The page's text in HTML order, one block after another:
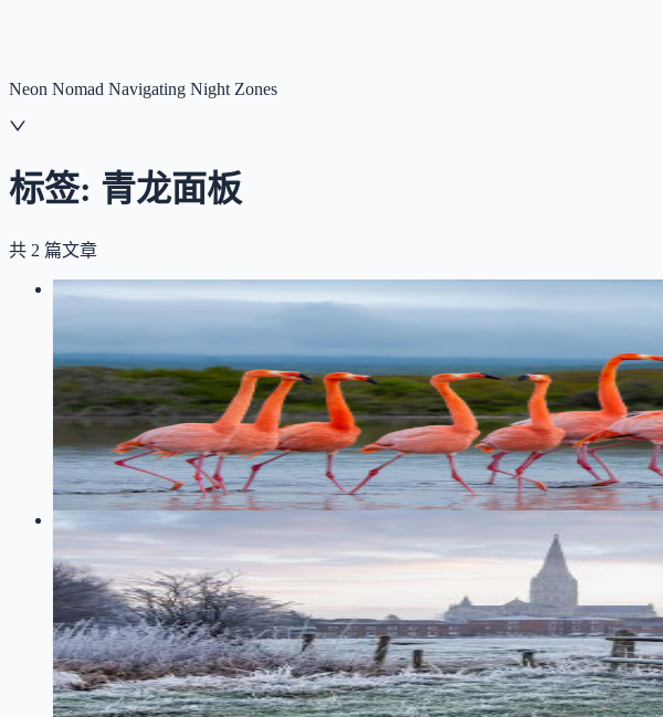
Neon Nomad Navigating Night Zones
标签: 青龙面板
共 2 篇文章
LOG01
Git Submodule 不好用：用 GitHub Actions 同步管
gitgithubCI/CDAgent Skillsnpx skillsskills青龙面板
记录如何用 GitHub Actions 自动同步独立的 Skills 仓库到汇总仓库，解决 Git
21
0
LOG
2025-12-26
构建专业的 M-Team 刷流量自动化工具：
TypeScriptBitTorrent自动化青龙面板M-TeamqBittorrent
详细介绍如何使用 TypeScript 构建一个功能完整的 BitTorrent 刷流自动化工具